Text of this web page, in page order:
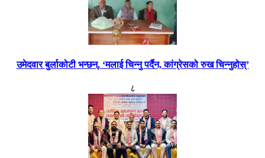
उमेदवार बुर्लाकोटी भन्छन्, ‘मलाई चिन्नु पर्दैन, कांग्रेसको रुख चिन्नुहोस्’
८